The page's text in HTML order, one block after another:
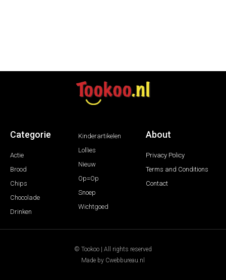
Categorie
Actie
Brood
Chips
Chocolade
Drinken
Kinderartikelen
Lollies
Nieuw
Op=Op
Snoep
Wichtgoed
About
Privacy Policy
Terms and Conditions
Contact
© Tookoo | All rights reserved
Made by Cwebbureau.nl